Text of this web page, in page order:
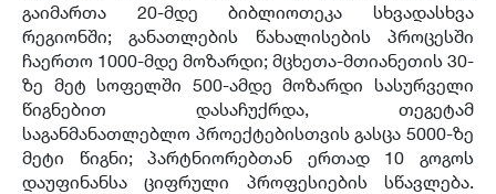
გაიმართა 20-მდე ბიბლიოთეკა სხვადასხვა
რეგიონში;განათლების წახალისების პროცესში
ჩაერთო 1000-მდე მოზარდი; მცხეთა-მთიანეთის 30-
ზე მეტ სოფელში 500-ამდე მოზარდი სასურველი
წიგნებით დასაჩუქრდა, თეგეტამ
საგანმანათლებლო პროექტებისთვის გასცა 5000-ზე
მეტი წიგნი;პარტნიორებთან ერთად10გოგოს
დაუფინანსა ციფრული პროფესიების სწავლება.